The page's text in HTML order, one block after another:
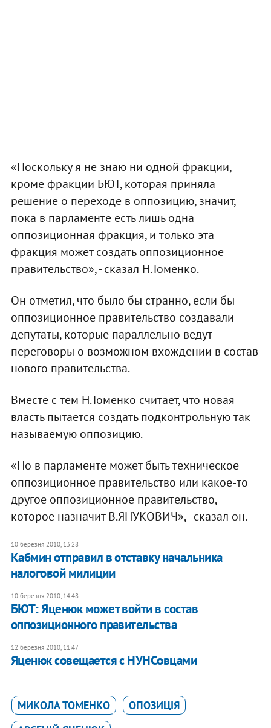
«Поскольку я не знаю ни одной фракции,
кроме фракции БЮТ, которая приняла
решение о переходе в оппозицию, значит,
пока в парламенте есть лишь одна
оппозиционная фракция, и только эта
фракция может создать оппозиционное
правительство», - сказал Н.Томенко.
Он отметил, что было бы странно, если бы
оппозиционное правительство создавали
депутаты, которые параллельно ведут
переговоры о возможном вхождении в состав
нового правительства.
Вместе с тем Н.Томенко считает, что новая
власть пытается создать подконтрольную так
называемую оппозицию.
«Но в парламенте может быть техническое
оппозиционное правительство или какое-то
другое оппозиционное правительство,
которое назначит В.ЯНУКОВИЧ», - сказал он.
10 березня 2010, 13:28
Кабмин отправил в отставку начальника
налоговой милиции
10 березня 2010, 14:48
БЮТ: Яценюк может войти в состав
оппозиционного правительства
12 березня 2010, 11:47
Яценюк совещается с НУНСовцами
МИКОЛА ТОМЕНКО
ОПОЗИЦІЯ